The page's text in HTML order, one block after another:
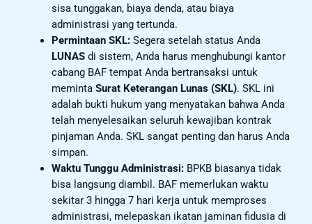
sisa tunggakan, biaya denda, atau biaya
administrasi yang tertunda.
Permintaan SKL:Segera setelah status Anda
LUNASdi sistem, Anda harus menghubungi kantor
cabang BAF tempat Anda bertransaksi untuk
meminta Surat Keterangan Lunas (SKL). SKL ini
adalah bukti hukum yang menyatakan bahwa Anda
telah menyelesaikan seluruh kewajiban kontrak
pinjaman Anda. SKL sangat penting dan harus Anda
simpan.
Waktu Tunggu Administrasi:BPKB biasanya tidak
bisa langsung diambil. BAF memerlukan waktu
sekitar 3 hingga 7 hari kerja untuk memproses
administrasi, melepaskan ikatan jaminan fidusia di